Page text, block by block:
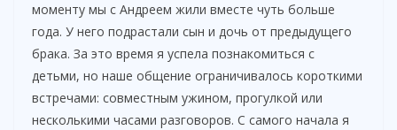
моменту мы с Андреем жили вместе чуть больше
года. У него подрастали сын и дочь от предыдущего
брака. За это время я успела познакомиться с
детьми, но наше общение ограничивалось короткими
встречами: совместным ужином, прогулкой или
несколькими часами разговоров. С самого начала я